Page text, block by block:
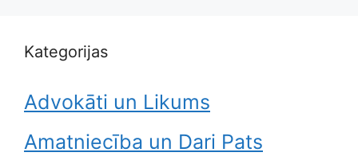
Kategorijas
Advokāti un Likums
Amatniecība un Dari Pats